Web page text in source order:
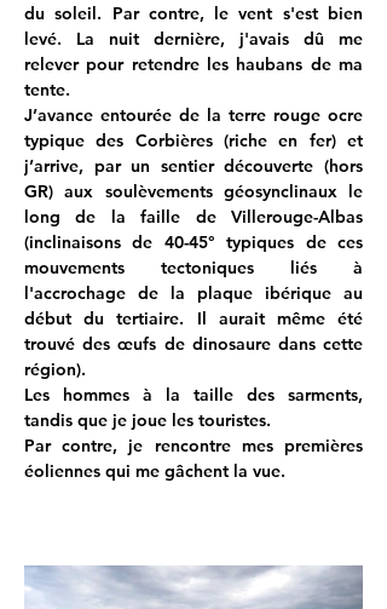
du soleil. Par contre, le vent s'est bien
levé. La nuit dernière, j'avais dû me
relever pour retendre les haubans de ma
tente.
J’avance entourée de la terre rouge ocre
typique des Corbières (riche en fer) et
j’arrive, par un sentier découverte (hors
GR) aux soulèvements géosynclinaux le
long de la faille de Villerouge-Albas
(inclinaisons de 40-45° typiques de ces
mouvements tectoniques liés à
l'accrochage de la plaque ibérique au
début du tertiaire. Il aurait même été
trouvé des œufs de dinosaure dans cette
région).
Les hommes à la taille des sarments,
tandis que je joue les touristes.
Par contre, je rencontre mes premières
éoliennes qui me gâchent la vue.